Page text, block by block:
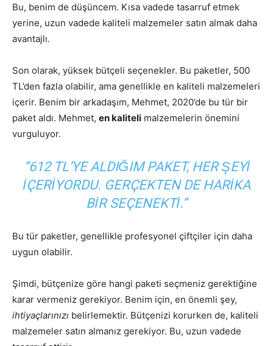
Bu, benim de düşüncem. Kısa vadede tasarruf etmek
yerine, uzun vadede kaliteli malzemeler satın almak daha
avantajlı.
Son olarak, yüksek bütçeli seçenekler. Bu paketler, 500
TL’den fazla olabilir, ama genellikle en kaliteli malzemeleri
içerir. Benim bir arkadaşım, Mehmet, 2020’de bu tür bir
paket aldı. Mehmet, en kaliteli malzemelerin önemini
vurguluyor.
“612 TL’YE ALDIĞIM PAKET, HER ŞEYI
IÇERIYORDU. GERÇEKTEN DE HARIKA
BIR SEÇENEKTI.”
Bu tür paketler, genellikle profesyonel çiftçiler için daha
uygun olabilir.
Şimdi, bütçenize göre hangi paketi seçmeniz gerektiğine
karar vermeniz gerekiyor. Benim için, en önemli şey,
ihtiyaçlarınızı belirlemektir. Bütçenizi korurken de, kaliteli
malzemeler satın almanız gerekiyor. Bu, uzun vadede